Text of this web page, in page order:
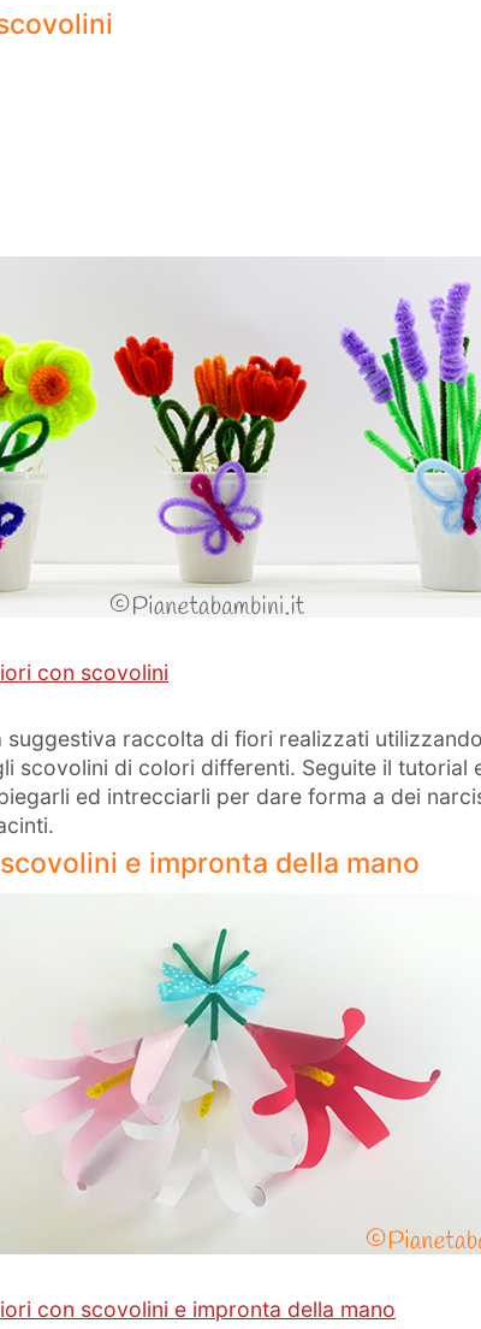
con scovolini
suggestiva raccolta di fiori realizzati utilizzando
scovolini di colori differenti. Seguite il tutorial
ed intrecciarli per dare forma a dei
e impronta della mano
con scovolini e impronta della mano